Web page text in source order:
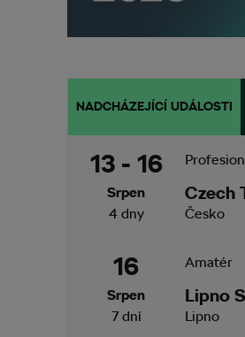
NADCHÁZEJÍCÍ UDÁLOSTI
13 - 16
Srpen
4 dny
Czech
Česko
16
Srpen
7 dní
Amatér
Lipno
Lipno